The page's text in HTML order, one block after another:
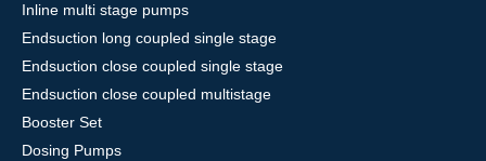
Inline multi stage pumps
Endsuction long coupled single stage
Endsuction close coupled single stage
Endsuction close coupled multistage
Booster Set
Dosing Pumps